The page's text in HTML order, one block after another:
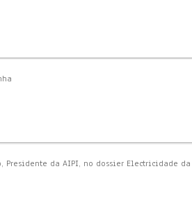
Presidente da AIPI, no dossier Electricidade